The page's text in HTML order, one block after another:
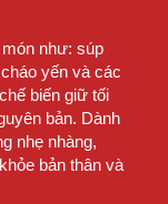
như: súp
yến và các
biến giữ tối
bản. Dành
nhẹ nhàng,
bản thân và